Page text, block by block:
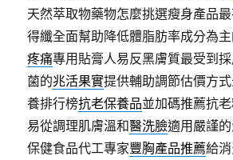
天然萃取物藥物怎麼挑選瘦身產品
得纖全面幫助降低體脂肪率成分為
疼痛專用貼膏人易反黑膚質最受到
菌的兆活果實提供輔助調節估價方
養排行榜抗老保養品並加碼推薦抗
易從調理肌膚溫和醫洗臉適用嚴謹
保健食品代工專家豐胸產品推薦給